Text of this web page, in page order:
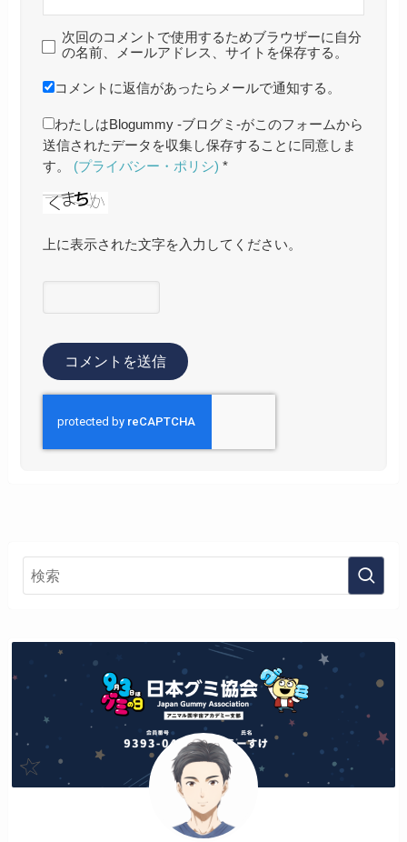
次回のコメントで使用するためブラウザーに自分
の名前、メールアドレス、サイトを保存する。
コメントに返信があったらメールで通知する。
わたしはBlogummy -ブログミ-がこのフォームから
送信されたデータを収集し保存することに同意しま
す。 (プライバシー・ポリシ) *
上に表示された文字を入力してください。